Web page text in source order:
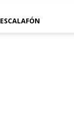
ESCALAFÓN